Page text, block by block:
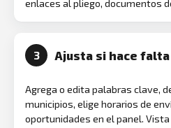
enlaces al pliego, documentos
3 Ajusta si hace falta
Agrega o edita palabras clave,
municipios, elige horarios de
oportunidades en el panel.